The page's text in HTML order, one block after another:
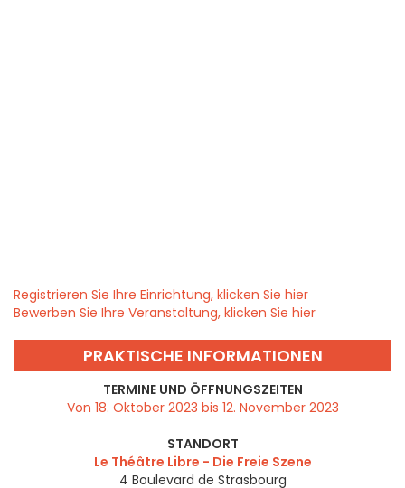
Registrieren Sie Ihre Einrichtung, klicken Sie hier
Bewerben Sie Ihre Veranstaltung, klicken Sie hier
PRAKTISCHE INFORMATIONEN
TERMINE UND ÖFFNUNGSZEITEN
Von 18. Oktober 2023 bis 12. November 2023
STANDORT
Le Théâtre Libre - Die Freie Szene
4 Boulevard de Strasbourg